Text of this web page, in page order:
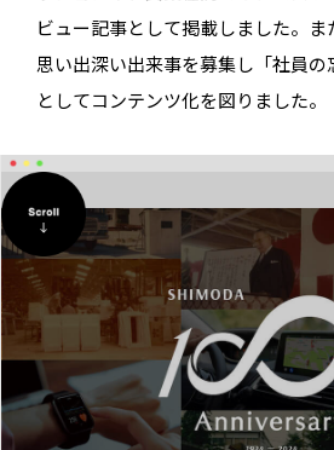
ビュー記事として掲載しました。
思い出深い出来事を募集し「社員の
としてコンテンツ化を図りました。